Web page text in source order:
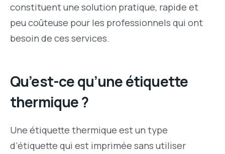
constituent une solution pratique, rapide et
peu coûteuse pour les professionnels qui ont
besoin de ces services.
Qu’est-ce qu’une étiquette
thermique ?
Une étiquette thermique est un type
d’étiquette qui est imprimée sans utiliser